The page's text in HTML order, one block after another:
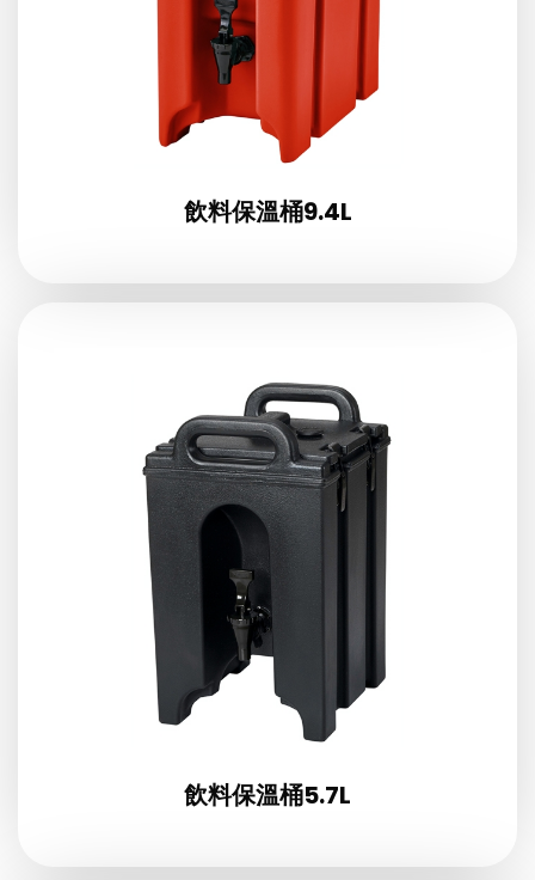
飲料保溫桶9.4L
飲料保溫桶5.7L